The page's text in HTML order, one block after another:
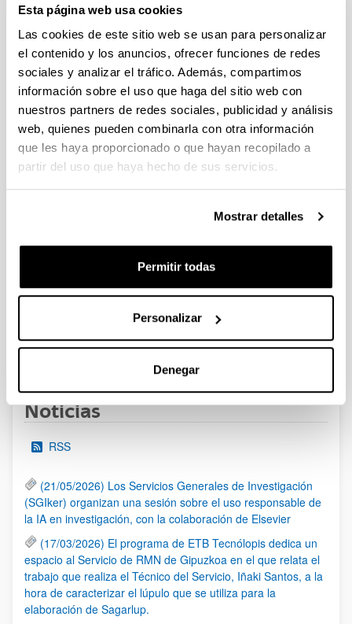
Esta página web usa cookies
Las cookies de este sitio web se usan para personalizar
el contenido y los anuncios, ofrecer funciones de redes
sociales y analizar el tráfico. Además, compartimos
información sobre el uso que haga del sitio web con
nuestros partners de redes sociales, publicidad y análisis
web, quienes pueden combinarla con otra información
que les haya proporcionado o que hayan recopilado a
partir del uso que haya hecho de sus servicios.
Mostrar detalles
Permitir todas
Personalizar
Denegar
Abierto el plazo de presentación (Fecha de fin del plazo de
presentación: 30/09/2026)
Plazo interno EHU documentación solicitudes : 15 de
septiembre de 2026
CONVOCATORIA PARA LA CONTRATACIÓN DE
PERSONAL INVESTIGADOR EN FORMACIÓN EN LA EHU
(2026)
Plazo de presentación cerrado: 15/06/2026 - 06/07/2026 23:59
PESQUERO Y ALIMENTARIO VASCO 2026-IKERTALENT
Plazo de presentación cerrado: 26/05/2026 - 02/06/2026
(12/06/2026) Listado provisional de solicitudes seleccionadas
y desestimadas. Plazo de presentación de alegaciones: hasta
el 17 de junio de 2026, inclusive.
1 2 3 ... 95
Noticias
RSS
(21/05/2026) Los Servicios Generales de Investigación
(SGIker) organizan una sesión sobre el uso responsable de
la IA en investigación, con la colaboración de Elsevier
(17/03/2026) El programa de ETB Tecnólopis dedica un
espacio al Servicio de RMN de Gipuzkoa en el que relata el
trabajo que realiza el Técnico del Servicio, Iñaki Santos, a la
hora de caracterizar el lúpulo que se utiliza para la
elaboración de Sagarlup.